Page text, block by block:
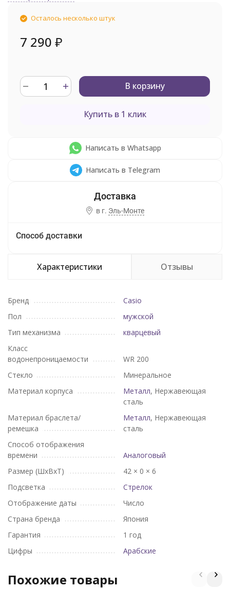
Осталось несколько штук
7 290 ₽
В корзину
Купить в 1 клик
Написать в Whatsapp
Написать в Telegram
в г. Эль-Монте
Способ доставки
Характеристики Отзывы
Бренд
Casio
Пол
мужской
Тип механизма
кварцевый
Класс
водонепроницаемости
WR 200
Стекло
Минеральное
Материал корпуса
Металл, Нержавеющая
сталь
Материал браслета/
ремешка
Металл, Нержавеющая
сталь
Способ отображения
времени
Аналоговый
Размер (ШхВхТ)
42 × 0 × 6
Подсветка
Стрелок
Отображение даты
Число
Страна бренда
Япония
Гарантия
1 год
Цифры
Арабские
Похожие товары